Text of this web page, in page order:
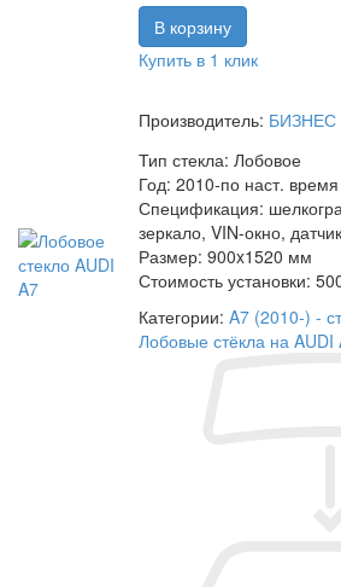
Купить в 1 клик
Производитель: БИЗНЕС
Тип стекла: Лобовое
Год: 2010-по наст. время
Спецификация:
зеркало, VIN-окно,
Размер: 900x1520 мм
Стоимость установки:
Категории: A7 (2010-) -
Лобовые стёкла на AUDI